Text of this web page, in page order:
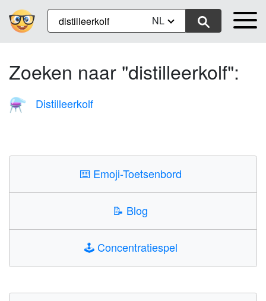
NL
Zoeken naar "distilleerkolf":
⚗️ Distilleerkolf
⌨️ Emoji-Toetsenbord
📝 Blog
🕹️Concentratiespel